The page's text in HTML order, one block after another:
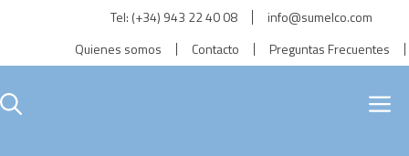
Tel: (+34) 943 22 40 08
info@sumelco.com
Quienes somos
Contacto Preguntas Frecuentes